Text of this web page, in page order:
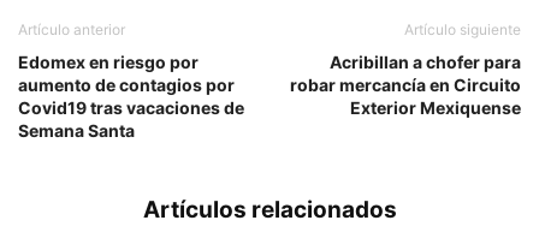
Artículo anterior
Edomex en riesgo por
aumento de contagios por
Covid19 tras vacaciones de
Semana Santa
Artículo siguiente
Acribillan a chofer para
robar mercancía en Circuito
Exterior Mexiquense
Artículos relacionados